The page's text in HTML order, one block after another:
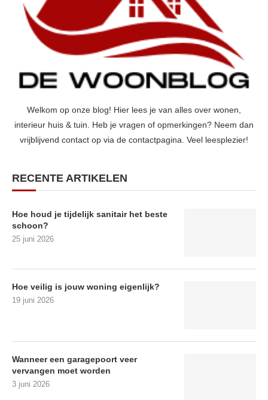
Welkom op onze blog! Hier lees je van alles over wonen,
interieur huis & tuin. Heb je vragen of opmerkingen? Neem dan
vrijblijvend contact op via de contactpagina. Veel leesplezier!
RECENTE ARTIKELEN
Hoe houd je tijdelijk sanitair het beste
schoon?
25 juni 2026
Hoe veilig is jouw woning eigenlijk?
19 juni 2026
Wanneer een garagepoort veer
vervangen moet worden
3 juni 2026